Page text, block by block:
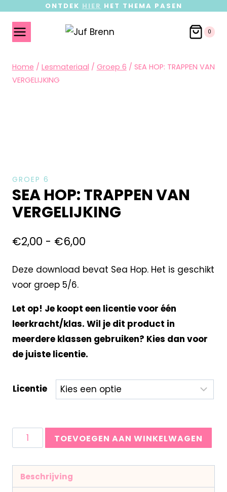
ONTDEK HIER HET THEMA PASEN
0
Home / Lesmateriaal / Groep 6 / SEA HOP: TRAPPEN VAN
VERGELIJKING
GROEP 6
SEA HOP: TRAPPEN VAN
VERGELIJKING
€2,00 - €6,00
Deze download bevat Sea Hop. Het is geschikt
voor groep 5/6.
Let op! Je koopt een licentie voor één
leerkracht/klas. Wil je dit product in
meerdere klassen gebruiken? Kies dan voor
de juiste licentie.
Licentie
TOEVOEGEN AAN WINKELWAGEN
Beschrijving